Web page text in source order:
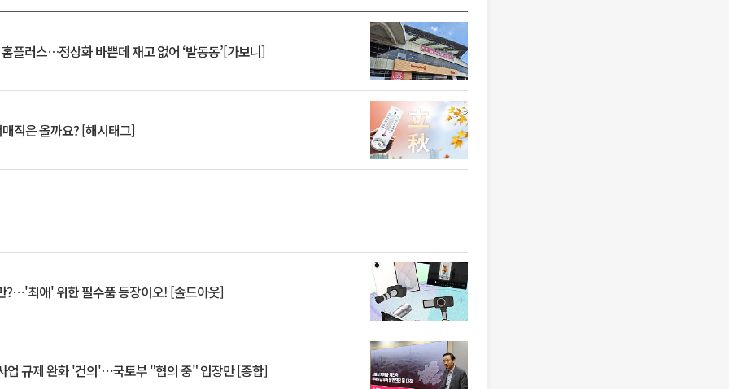
플러스…정상화 바쁜데 재고 없어 ‘발동동’[가보니]
직은 올까요? [해시태그]
?⋯'최애' 위한 필수품 등장이오! [솔드아웃]
업 규제 완화 '건의'⋯국토부 "협의 중" 입장만 [종합]